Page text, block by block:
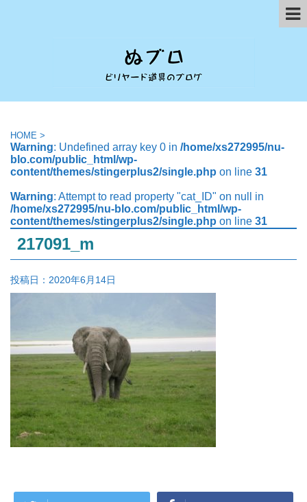
HOME >
Warning: Undefined array key 0 in /home/xs272995/nu-
blo.com/public_html/wp-
content/themes/stingerplus2/single.php on line 31
Warning: Attempt to read property "cat_ID" on null in
/home/xs272995/nu-blo.com/public_html/wp-
content/themes/stingerplus2/single.php on line 31
217091_m
投稿日： 2020年6月14日